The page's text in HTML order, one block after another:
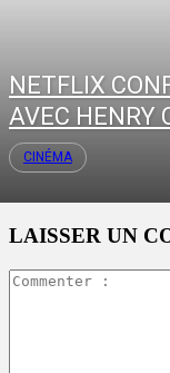
NETFLIX
AVEC HENRY
CINÉMA
LAISSER UN